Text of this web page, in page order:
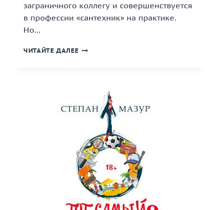
заграничного коллегу и совершенствуется
в профессии «сантехник» на практике.
Но…
ЧИТАЙТЕ ДАЛЕЕ «ТОТ